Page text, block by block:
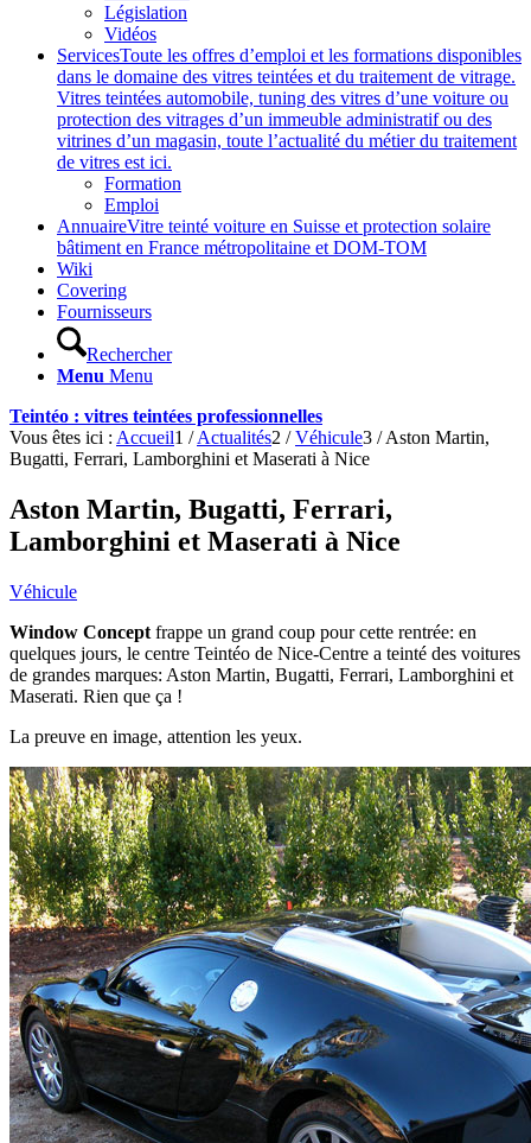
Législation
Vidéos
ServicesToute les offres d’emploi et les formations disponibles
dans le domaine des vitres teintées et du traitement de vitrage.
Vitres teintées automobile, tuning des vitres d’une voiture ou
protection des vitrages d’un immeuble administratif ou des
vitrines d’un magasin, toute l’actualité du métier du traitement
de vitres est ici.
Formation
Emploi
AnnuaireVitre teinté voiture en Suisse et protection solaire
bâtiment en France métropolitaine et DOM-TOM
Wiki
Covering
Fournisseurs
Rechercher
Menu Menu
Teintéo : vitres teintées professionnelles
Vous êtes ici : Accueil1 / Actualités2 / Véhicule3 / Aston Martin,
Bugatti, Ferrari, Lamborghini et Maserati à Nice
Aston Martin, Bugatti, Ferrari,
Lamborghini et Maserati à Nice
Véhicule
Window Concept frappe un grand coup pour cette rentrée: en
quelques jours, le centre Teintéo de Nice-Centre a teinté des voitures
de grandes marques: Aston Martin, Bugatti, Ferrari, Lamborghini et
Maserati. Rien que ça !
La preuve en image, attention les yeux.